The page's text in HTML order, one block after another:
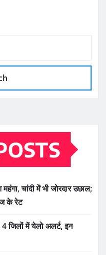
चांदी में भी जोरदार उछाल;
के रेट
जिलों में येलो अलर्ट, इन